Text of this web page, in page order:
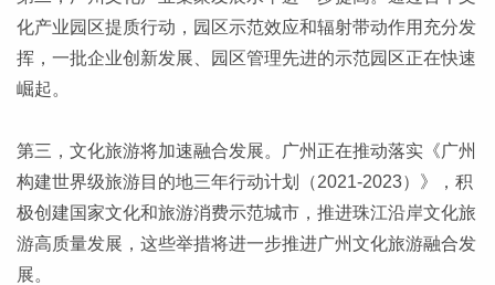
化产业园区提质行动，园区示范效应和辐射带动作用充分发
挥，一批企业创新发展、园区管理先进的示范园区正在快速
崛起。
第三，文化旅游将加速融合发展。广州正在推动落实《广州
构建世界级旅游目的地三年行动计划（2021-2023）》，积
极创建国家文化和旅游消费示范城市，推进珠江沿岸文化旅
游高质量发展，这些举措将进一步推进广州文化旅游融合发
展。